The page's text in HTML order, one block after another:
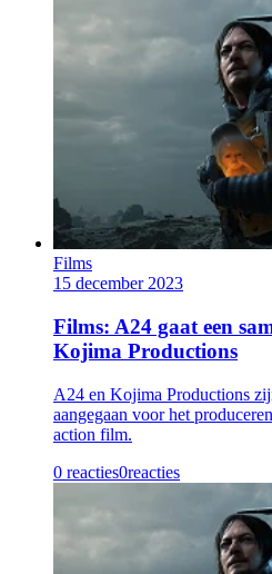
Films
15 december 2023
Films: A24 gaat een
Kojima Productions
A24 en Kojima Productions
aangegaan voor het
action film.
0 reacties0reacties